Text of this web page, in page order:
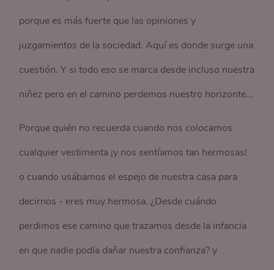
porque es más fuerte que las opiniones y
juzgamientos de la sociedad. Aquí es donde surge una
cuestión. Y si todo eso se marca desde incluso nuestra
niñez pero en el camino perdemos nuestro horizonte...
Porque quién no recuerda cuando nos colocamos
cualquier vestimenta ¡y nos sentíamos tan hermosas!
o cuando usábamos el espejo de nuestra casa para
decirnos - eres muy hermosa. ¿Desde cuándo
perdimos ese camino que trazamos desde la infancia
en que nadie podía dañar nuestra confianza? y